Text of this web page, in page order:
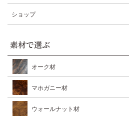
ショップ
素材で選ぶ
オーク材
マホガニー材
ウォールナット材